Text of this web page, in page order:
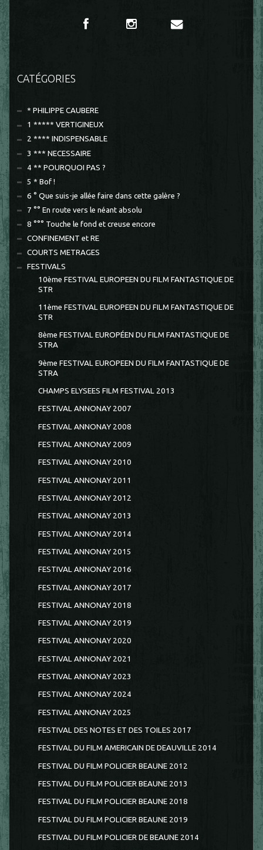
CATÉGORIES
* PHILIPPE CAUBERE
1 ***** VERTIGINEUX
2 **** INDISPENSABLE
3 *** NECESSAIRE
4 ** POURQUOI PAS ?
5 * Bof !
6 ° Que suis-je allée faire dans cette galère ?
7 °° En route vers le néant absolu
8 °°° Touche le fond et creuse encore
CONFINEMENT et RE
COURTS METRAGES
FESTIVALS
10ème FESTIVAL EUROPEEN DU FILM FANTASTIQUE DE
STR
11ème FESTIVAL EUROPEEN DU FILM FANTASTIQUE DE
STR
8ème FESTIVAL EUROPÉEN DU FILM FANTASTIQUE DE
STRA
9ème FESTIVAL EUROPEEN DU FILM FANTASTIQUE DE
STRA
CHAMPS ELYSEES FILM FESTIVAL 2013
FESTIVAL ANNONAY 2007
FESTIVAL ANNONAY 2008
FESTIVAL ANNONAY 2009
FESTIVAL ANNONAY 2010
FESTIVAL ANNONAY 2011
FESTIVAL ANNONAY 2012
FESTIVAL ANNONAY 2013
FESTIVAL ANNONAY 2014
FESTIVAL ANNONAY 2015
FESTIVAL ANNONAY 2016
FESTIVAL ANNONAY 2017
FESTIVAL ANNONAY 2018
FESTIVAL ANNONAY 2019
FESTIVAL ANNONAY 2020
FESTIVAL ANNONAY 2021
FESTIVAL ANNONAY 2023
FESTIVAL ANNONAY 2024
FESTIVAL ANNONAY 2025
FESTIVAL DES NOTES ET DES TOILES 2017
FESTIVAL DU FILM AMERICAIN DE DEAUVILLE 2014
FESTIVAL DU FILM POLICIER BEAUNE 2012
FESTIVAL DU FILM POLICIER BEAUNE 2013
FESTIVAL DU FILM POLICIER BEAUNE 2018
FESTIVAL DU FILM POLICIER BEAUNE 2019
FESTIVAL DU FILM POLICIER DE BEAUNE 2014